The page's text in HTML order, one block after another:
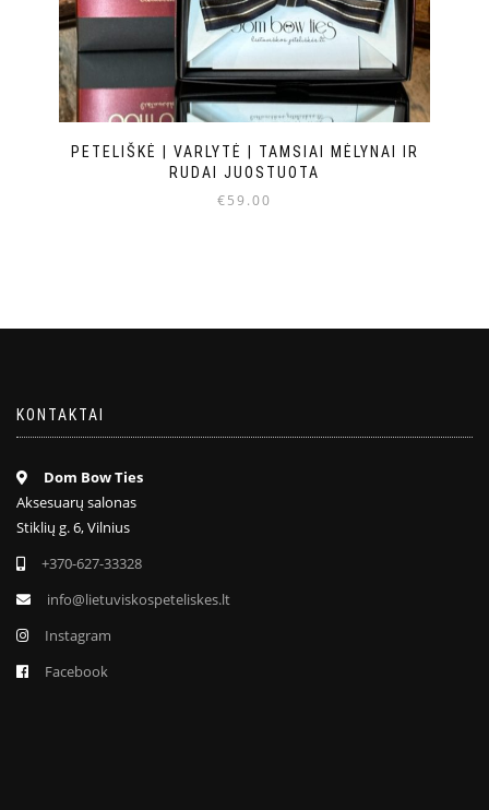
PETELIŠKĖ | VARLYTĖ | TAMSIAI MĖLYNAI IR
RUDAI JUOSTUOTA
€59.00
KONTAKTAI
Dom Bow Ties
Aksesuarų salonas
Stiklių g. 6, Vilnius
+370-627-33328
info@lietuviskospeteliskes.lt
Instagram
Facebook